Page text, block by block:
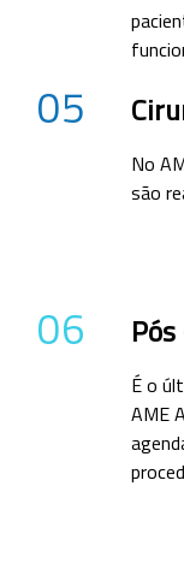
05
No
são
06
É o
AME